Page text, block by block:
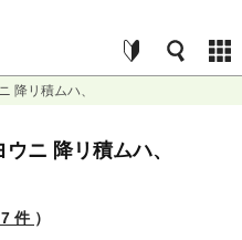
降リ積ムハ、
ニ 降リ積ムハ、
7 件 ）